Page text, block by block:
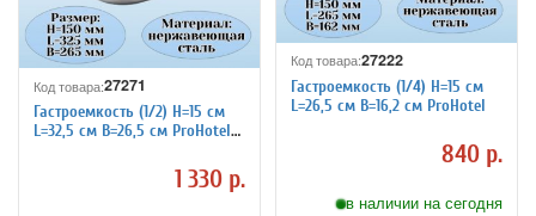
Код товара:27271
Гастроемкость (1/2) H=15 см
L=32,5 см B=26,5 см ProHotel
1 330 р.
Код товара:27222
Гастроемкость (1/4) H=15 см
L=26,5 см B=16,2 см ProHotel
840 р.
в наличии на сегодня